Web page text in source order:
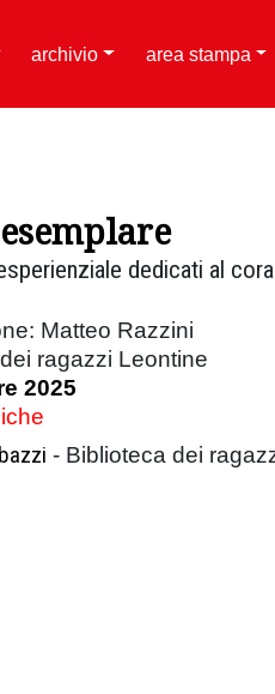
archivio area stampa
dedicati al
Matteo Razzini
ragazzi Leontine
2025
- Biblioteca dei